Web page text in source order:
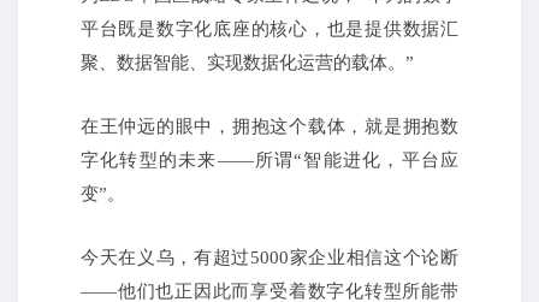
平台既是数字化底座的核心，也是提供数据汇
聚、数据智能、实现数据化运营的载体。 ”
在王仲远的眼中，拥抱这个载体，就是拥抱数
字化转型的未来——所谓“智能进化，平台应
变”。
今天在义乌，有超过5000家企业相信这个论断
——他们也正因此而享受着数字化转型所能带